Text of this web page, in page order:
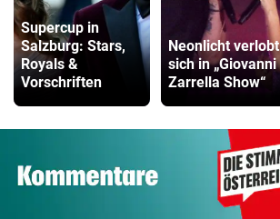
Supercup in
Salzburg: Stars,
Royals &
Vorschriften
Neonlicht verlobt
sich in „Giovanni
Zarrella Show“